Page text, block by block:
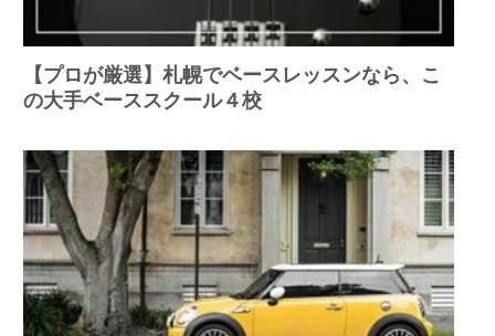
【プロが厳選】札幌でベースレッスンなら、こ
の大手ベーススクール４校